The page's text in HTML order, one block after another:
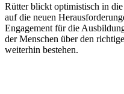
Rütter blickt optimistisch in
auf die neuen
Engagement für die
der Menschen über den
weiterhin bestehen.